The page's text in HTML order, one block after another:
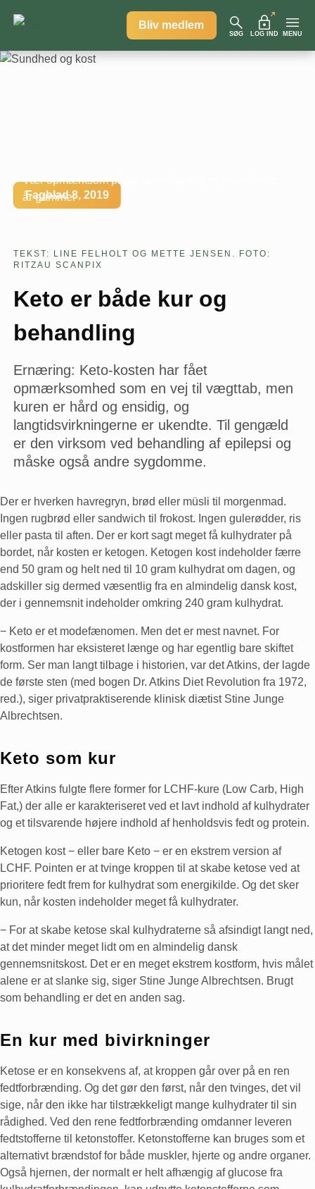
SØG LOG IND
Bliv medlem
MENU
Fagblad 8, 2019
Vær opmærksom på, at denne artikel er mere end to
år gammel
TEKST: LINE FELHOLT OG METTE JENSEN. FOTO:
RITZAU SCANPIX
Keto er både kur og
behandling
Ernæring: Keto-kosten har fået
opmærksomhed som en vej til vægttab, men
kuren er hård og ensidig, og
langtidsvirkningerne er ukendte. Til gengæld
er den virksom ved behandling af epilepsi og
måske også andre sygdomme.
Der er hverken havregryn, brød eller müsli til morgenmad.
Ingen rugbrød eller sandwich til frokost. Ingen gulerødder, ris
eller pasta til aften. Der er kort sagt meget få kulhydrater på
bordet, når kosten er ketogen. Ketogen kost indeholder færre
end 50 gram og helt ned til 10 gram kulhydrat om dagen, og
adskiller sig dermed væsentlig fra en almindelig dansk kost,
der i gennemsnit indeholder omkring 240 gram kulhydrat.
− Keto er et modefænomen. Men det er mest navnet. For
kostformen har eksisteret længe og har egentlig bare skiftet
form. Ser man langt tilbage i historien, var det Atkins, der lagde
de første sten (med bogen Dr. Atkins Diet Revolution fra 1972,
red.), siger privatpraktiserende klinisk diætist Stine Junge
Albrechtsen.
Keto som kur
Efter Atkins fulgte flere former for LCHF-kure (Low Carb, High
Fat,) der alle er karakteriseret ved et lavt indhold af kulhydrater
og et tilsvarende højere indhold af henholdsvis fedt og protein.
Ketogen kost − eller bare Keto − er en ekstrem version af
LCHF. Pointen er at tvinge kroppen til at skabe ketose ved at
prioritere fedt frem for kulhydrat som energikilde. Og det sker
kun, når kosten indeholder meget få kulhydrater.
− For at skabe ketose skal kulhydraterne så afsindigt langt ned,
at det minder meget lidt om en almindelig dansk
gennemsnitskost. Det er en meget ekstrem kostform, hvis målet
alene er at slanke sig, siger Stine Junge Albrechtsen. Brugt
som behandling er det en anden sag.
En kur med bivirkninger
Ketose er en konsekvens af, at kroppen går over på en ren
fedtforbrænding. Og det gør den først, når den tvinges, det vil
sige, når den ikke har tilstrækkeligt mange kulhydrater til sin
rådighed. Ved den rene fedtforbrænding omdanner leveren
fedtstofferne til ketonstoffer. Ketonstofferne kan bruges som et
alternativt brændstof for både muskler, hjerte og andre organer.
Også hjernen, der normalt er helt afhængig af glucose fra